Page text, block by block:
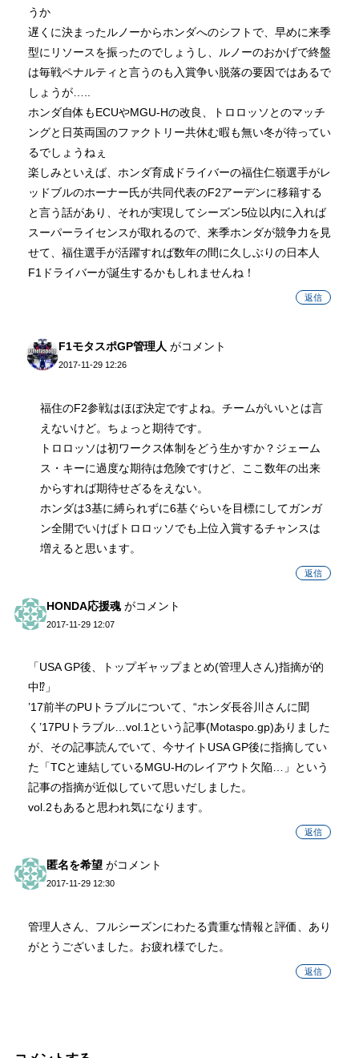
うか
遅くに決まったルノーからホンダへのシフトで、早めに来季
型にリソースを振ったのでしょうし、ルノーのおかげで終盤
は毎戦ペナルティと言うのも入賞争い脱落の要因ではあるで
しょうが…..
ホンダ自体もECUやMGU-Hの改良、トロロッソとのマッチ
ングと日英両国のファクトリー共休む暇も無い冬が待ってい
るでしょうねぇ
楽しみといえば、ホンダ育成ドライバーの福住仁嶺選手がレ
ッドブルのホーナー氏が共同代表のF2アーデンに移籍する
と言う話があり、それが実現してシーズン5位以内に入れば
スーパーライセンスが取れるので、来季ホンダが競争力を見
せて、福住選手が活躍すれば数年の間に久しぶりの日本人
F1ドライバーが誕生するかもしれませんね！
返信
F1モタスポGP管理人 がコメント
2017-11-29 12:26
福住のF2参戦はほぼ決定ですよね。チームがいいとは言
えないけど。ちょっと期待です。
トロロッソは初ワークス体制をどう生かすか？ジェーム
ス・キーに過度な期待は危険ですけど、ここ数年の出来
からすれば期待せざるをえない。
ホンダは3基に縛られずに6基ぐらいを目標にしてガンガ
ン全開でいけばトロロッソでも上位入賞するチャンスは
増えると思います。
返信
HONDA応援魂がコメント
2017-11-29 12:07
「USA GP後、トップギャップまとめ(管理人さん)指摘が的
中⁉︎」
’17前半のPUトラブルについて、“ホンダ長谷川さんに聞
く’17PUトラブル…vol.1という記事(Motaspo.gp)ありました
が、その記事読んでいて、今サイトUSA GP後に指摘してい
た「TCと連結しているMGU-Hのレイアウト欠陥…」という
記事の指摘が近似していて思いだしました。
vol.2もあると思われ気になります。
返信
匿名を希望 がコメント
2017-11-29 12:30
管理人さん、フルシーズンにわたる貴重な情報と評価、あり
がとうございました。お疲れ様でした。
返信